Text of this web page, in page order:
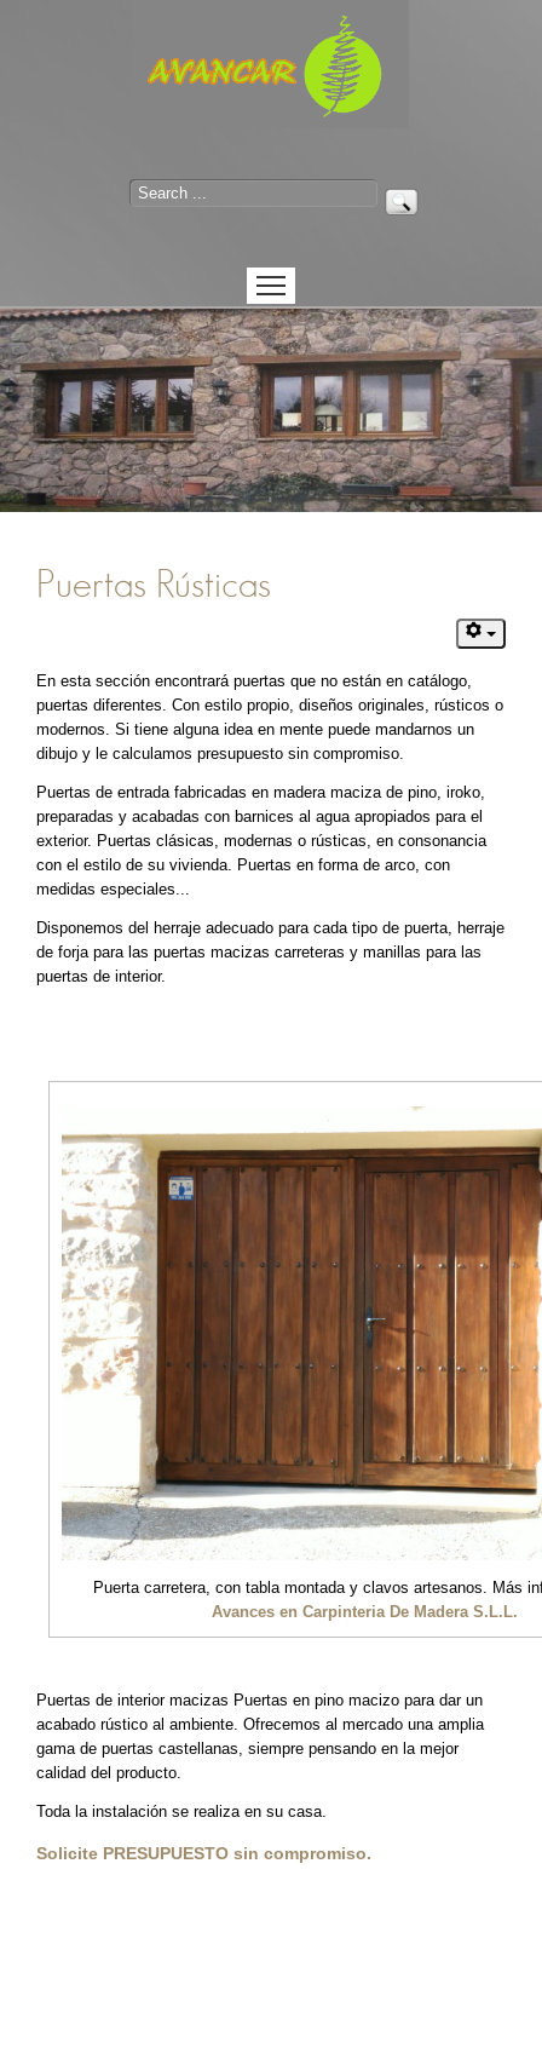
Artesanía
Nuestros productos
Inicio
Puertas Rústicas
En esta sección encontrará puertas que no están en catálogo,
puertas diferentes. Con estilo propio, diseños originales, rústicos o
modernos. Si tiene alguna idea en mente puede mandarnos un
dibujo y le calculamos presupuesto sin compromiso.
Puertas de entrada fabricadas en madera maciza de pino, iroko,
preparadas y acabadas con barnices al agua apropiados para el
exterior. Puertas clásicas, modernas o rústicas, en consonancia
con el estilo de su vivienda. Puertas en forma de arco, con
medidas especiales...
Disponemos del herraje adecuado para cada tipo de puerta, herraje
de forja para las puertas macizas carreteras y manillas para las
puertas de interior.
Puerta carretera, con tabla montada y clavos artesanos. Más
Avances en Carpinteria De Madera S.L.L.
Puertas de interior macizas Puertas en pino macizo para dar un
acabado rústico al ambiente. Ofrecemos al mercado una amplia
gama de puertas castellanas, siempre pensando en la mejor
calidad del producto.
Toda la instalación se realiza en su casa.
Solicite PRESUPUESTO sin compromiso.